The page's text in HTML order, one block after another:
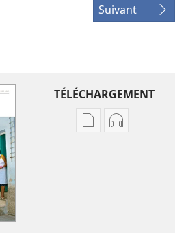
Suivant
TÉLÉCHARGEMENT
OptionsOptions